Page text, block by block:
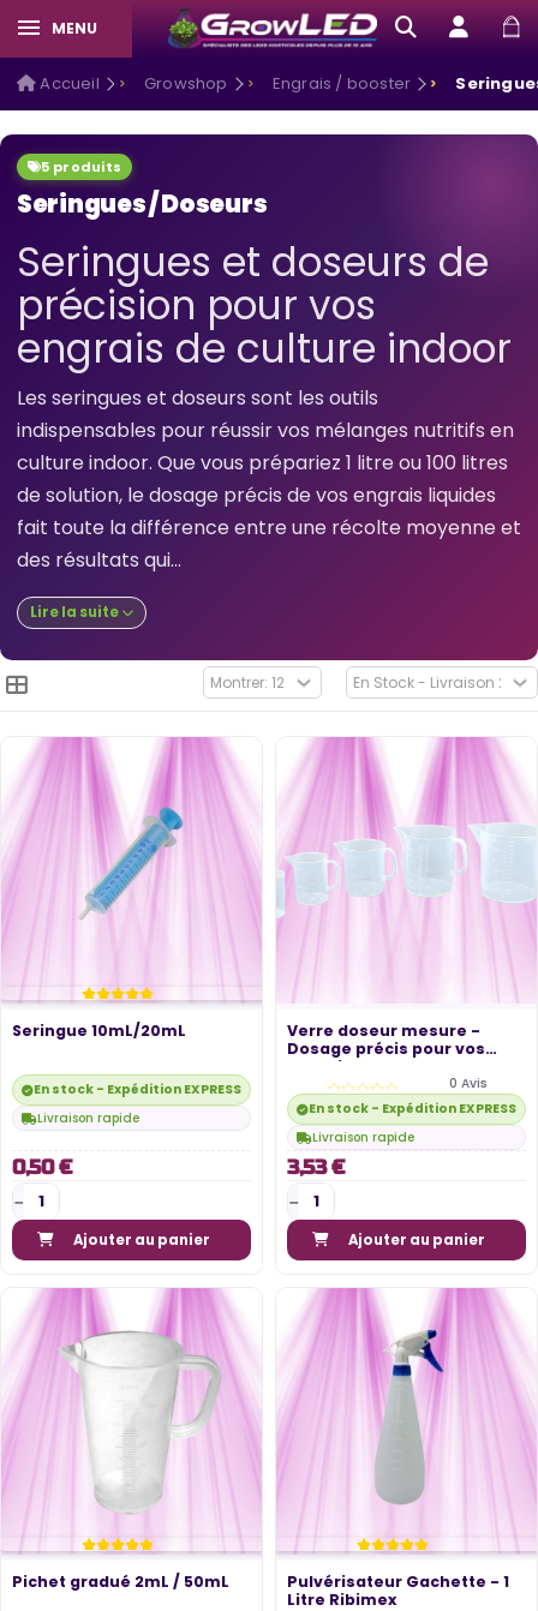
MENU
Accueil Growshop Engrais / booster
5 produits
Seringues / Doseurs
Seringues et doseurs de
précision pour vos
engrais de culture indoor
Les seringues et doseurs sont les outils
indispensables pour réussir vos mélanges nutritifs en
culture indoor. Que vous prépariez 1 litre ou 100 litres
de solution, le dosage précis de vos engrais liquides
fait toute la différence entre une récolte moyenne et
des résultats qui...
Lire la suite
Seringue 10mL/20mL
En stock - Expédition EXPRESS disponible
Livraison rapide
0,50 €
Ajouter au panier
Verre doseur mesure -
Dosage précis pour vos
engrais en...
0 Avis
En stock - Expédition EXPRESS
Livraison rapide
3,53 €
Ajouter au panier
Pichet gradué 2mL / 50mL
Pulvérisateur Gachette - 1
Litre Ribimex